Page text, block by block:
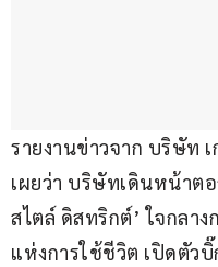
รายงานข่าวจาก บริษัท
เผยว่า บริษัทเดินหน้าต
สไตล์ ดิสทริกต์’ ใจกลา
แห่งการใช้ชีวิต เปิดตัวบิ๊